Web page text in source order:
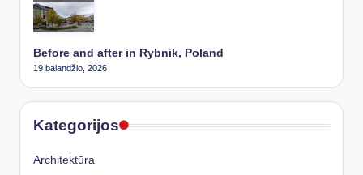
Before and after in Rybnik, Poland
19 balandžio, 2026
Kategorijos
Architektūra